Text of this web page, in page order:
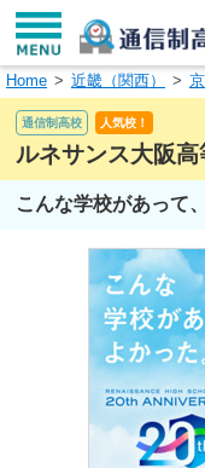
学校名で探す
エリアから
Home 近畿（関西）
通信制高校 人気校！
ルネサンス大阪高
こんな学校があって